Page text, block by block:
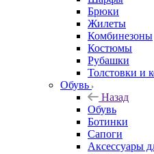
Брюки
Жилеты
Комбинезоны
Костюмы
Рубашки
Толстовки и
Обувь
Назад
Обувь
Ботинки
Сапоги
Аксессуары